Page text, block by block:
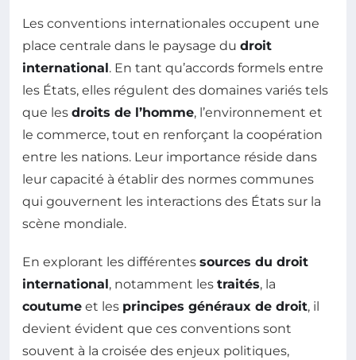
Les conventions internationales occupent une
place centrale dans le paysage du droit
international. En tant qu’accords formels entre
les États, elles régulent des domaines variés tels
que les droits de l’homme, l’environnement et
le commerce, tout en renforçant la coopération
entre les nations. Leur importance réside dans
leur capacité à établir des normes communes
qui gouvernent les interactions des États sur la
scène mondiale.
En explorant les différentes sources du droit
international, notamment les traités, la
coutume et les principes généraux de droit, il
devient évident que ces conventions sont
souvent à la croisée des enjeux politiques,